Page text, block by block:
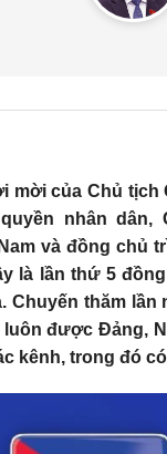
mời của Chủ
nhân
và đồng chủ
là lần thứ 5
Chuyến thăm
luôn được
kênh, trong đó